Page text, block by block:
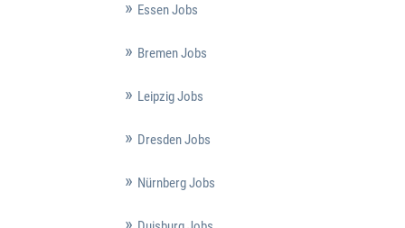
Essen Jobs
Bremen Jobs
Leipzig Jobs
Dresden Jobs
Nürnberg Jobs